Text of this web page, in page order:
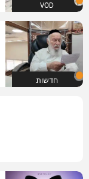
VOD
חדשות